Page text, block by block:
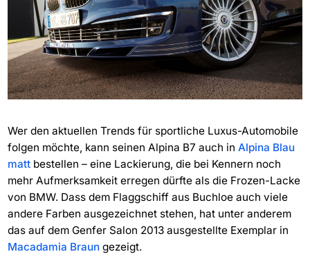
Wer den aktuellen Trends für sportliche Luxus-Automobile
folgen möchte, kann seinen Alpina B7 auch in Alpina Blau
mattbestellen – eine Lackierung, die bei Kennern noch
mehr Aufmerksamkeit erregen dürfte als die Frozen-Lacke
von BMW. Dass dem Flaggschiff aus Buchloe auch viele
andere Farben ausgezeichnet stehen, hat unter anderem
das auf dem Genfer Salon 2013 ausgestellte Exemplar in
Macadamia Braungezeigt.